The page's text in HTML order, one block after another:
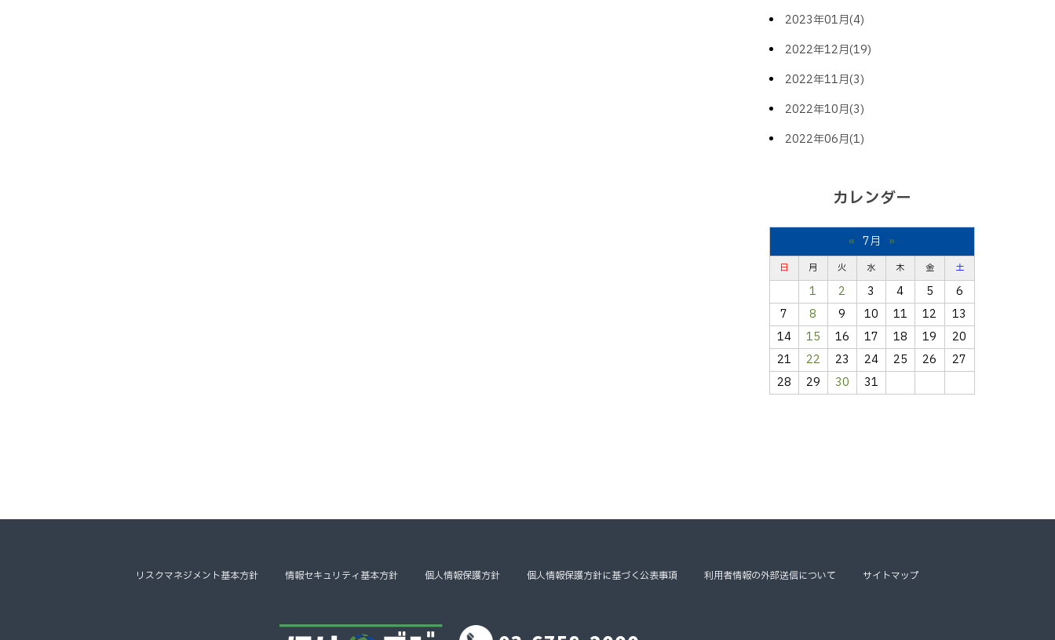
2023年01月(4)
2022年12月(19)
2022年11月(3)
2022年10月(3)
2022年06月(1)
カレンダー
« 7月 »
日 月 火 水 木 金 土
1 2 3 4 5
6
7
8 9 10 11 12
13
14
15 16 17 18 19
20
21
22 23 24 25 26
27
28
29 30 31
リスクマネジメント基本方針 情報セキュリティ基本方針 個人情報保護方針 個人情報保護方針に基づく公表事項 利用者情報の外部送信について サイトマップ